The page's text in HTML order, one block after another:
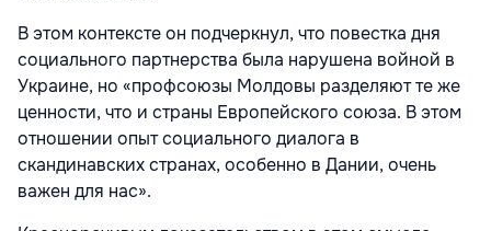
В этом контексте он подчеркнул, что повестка дня
социаль­ного партнерства была нарушена войной в
Украине, но «профсоюзы Молдовы разде­ляют те же
ценности, что и страны Европей­ского союза. В этом
отношении опыт соци­ального диалога в
скандинавских странах, особенно в Дании, очень
важен для нас».